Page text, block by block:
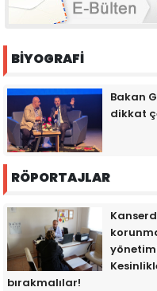
BİYOGRAFİ
Bakan
dikkat
RÖPORTAJLAR
bırakmalılar!